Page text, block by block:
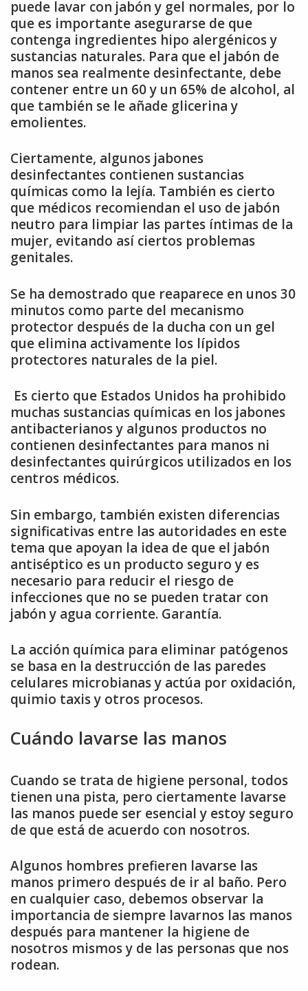
puede lavar con jabón y gel normales, por lo
que es importante asegurarse de que
contenga ingredientes hipo alergénicos y
sustancias naturales. Para que el jabón de
manos sea realmente desinfectante, debe
contener entre un 60 y un 65% de alcohol, al
que también se le añade glicerina y
emolientes.
Ciertamente, algunos jabones
desinfectantes contienen sustancias
químicas como la lejía. También es cierto
que médicos recomiendan el uso de jabón
neutro para limpiar las partes íntimas de la
mujer, evitando así ciertos problemas
genitales.
Se ha demostrado que reaparece en unos 30
minutos como parte del mecanismo
protector después de la ducha con un gel
que elimina activamente los lípidos
protectores naturales de la piel.
Es cierto que Estados Unidos ha prohibido
muchas sustancias químicas en los jabones
antibacterianos y algunos productos no
contienen desinfectantes para manos ni
desinfectantes quirúrgicos utilizados en los
centros médicos.
Sin embargo, también existen diferencias
significativas entre las autoridades en este
tema que apoyan la idea de que el jabón
antiséptico es un producto seguro y es
necesario para reducir el riesgo de
infecciones que no se pueden tratar con
jabón y agua corriente. Garantía.
La acción química para eliminar patógenos
se basa en la destrucción de las paredes
celulares microbianas y actúa por oxidación,
quimio taxis y otros procesos.
Cuándo lavarse las manos
Cuando se trata de higiene personal, todos
tienen una pista, pero ciertamente lavarse
las manos puede ser esencial y estoy seguro
de que está de acuerdo con nosotros.
Algunos hombres prefieren lavarse las
manos primero después de ir al baño. Pero
en cualquier caso, debemos observar la
importancia de siempre lavarnos las manos
después para mantener la higiene de
nosotros mismos y de las personas que nos
rodean.